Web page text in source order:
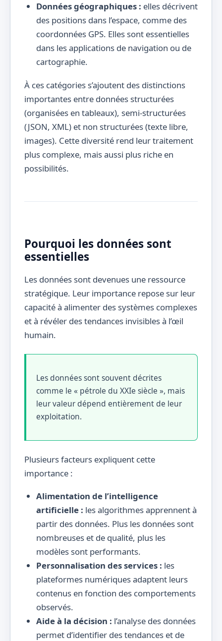
Données géographiques : elles décrivent
des positions dans l’espace, comme des
coordonnées GPS. Elles sont essentielles
dans les applications de navigation ou de
cartographie.
À ces catégories s’ajoutent des distinctions
importantes entre données structurées
(organisées en tableaux), semi-structurées
(JSON, XML) et non structurées (texte libre,
images). Cette diversité rend leur traitement
plus complexe, mais aussi plus riche en
possibilités.
Pourquoi les données sont
essentielles
Les données sont devenues une ressource
stratégique. Leur importance repose sur leur
capacité à alimenter des systèmes complexes
et à révéler des tendances invisibles à l’œil
humain.
Les données sont souvent décrites
comme le « pétrole du XXIe siècle », mais
leur valeur dépend entièrement de leur
exploitation.
Plusieurs facteurs expliquent cette
importance :
Alimentation de l’intelligence
artificielle : les algorithmes apprennent à
partir des données. Plus les données sont
nombreuses et de qualité, plus les
modèles sont performants.
Personnalisation des services : les
plateformes numériques adaptent leurs
contenus en fonction des comportements
observés.
Aide à la décision : l’analyse des données
permet d’identifier des tendances et de